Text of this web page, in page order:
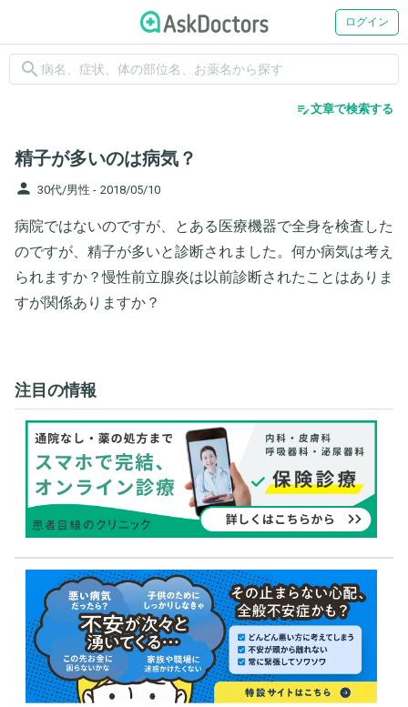
ログイン
search
edit_note文章で検索する
精子が多いのは病気？
person 30代/男性 - 2018/05/10
病院ではないのですが、とある医療機器で全身を検査した
のですが、精子が多いと診断されました。何か病気は考え
られますか？慢性前立腺炎は以前診断されたことはありま
すが関係ありますか？
注目の情報